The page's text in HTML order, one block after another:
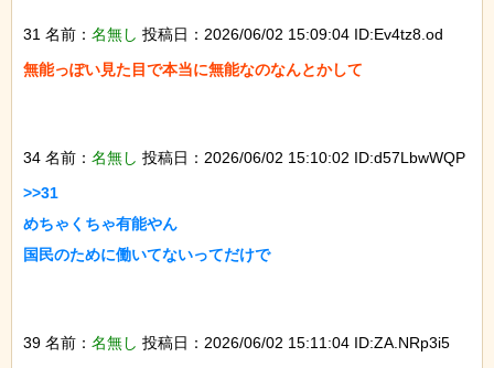
31 名前： 名無し 投稿日：2026/06/02 15:09:04 ID:Ev4tz8.od
無能っぽい見た目で本当に無能なのなんとかして
34 名前： 名無し 投稿日：2026/06/02 15:10:02 ID:d57LbwWQP
>>31
めちゃくちゃ有能やん
国民のために働いてないってだけで
39 名前： 名無し 投稿日：2026/06/02 15:11:04 ID:ZA.NRp3i5